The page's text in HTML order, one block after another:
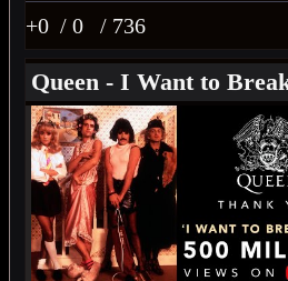
+0 / 0 / 736
Queen - I Want to